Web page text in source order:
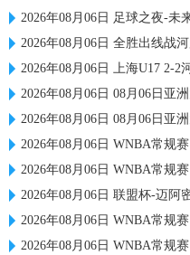
2026年08月06日 足球之夜-未
2026年08月06日 全胜出线战河床U17！
2026年08月06日 上海U17 2-2河床锁
2026年08月06日 08月06日亚洲大学生篮
2026年08月06日 08月06日亚洲大学生
2026年08月06日 WNBA常规赛 达
2026年08月06日 WNBA常规赛 达
2026年08月06日 联盟杯-迈阿密
2026年08月06日 WNBA常规赛
2026年08月06日 WNBA常规赛 菲